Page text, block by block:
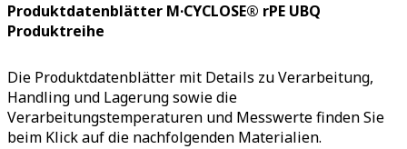
Produktdatenblätter M·CYCLOSE® rPE UBQ
Produktreihe
Die Produktdatenblätter mit Details zu Verarbeitung,
Handling und Lagerung sowie die
Verarbeitungstemperaturen und Messwerte finden Sie
beim Klick auf die nachfolgenden Materialien.